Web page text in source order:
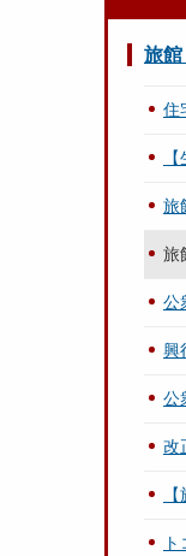
旅
住
旅
旅
公
興
公
改